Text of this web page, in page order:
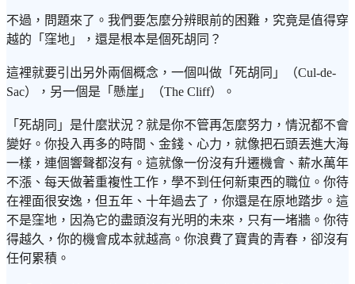
不過，問題來了。我們要怎麼分辨眼前的困難，究竟是值得穿
越的「窪地」，還是根本是個死胡同？
這裡就要引出另外兩個概念，一個叫做「死胡同」（Cul-de-
Sac），另一個是「懸崖」（The Cliff）。
「死胡同」是什麼狀況？就是你不管再怎麼努力，情況都不會
變好。你投入再多的時間、金錢、心力，就像把石頭丟進大海
一樣，連個響聲都沒有。這就像一份沒有升遷機會、薪水萬年
不漲、每天做著重複性工作，學不到任何新東西的職位。你待
在裡面很安逸，但五年、十年過去了，你還是在原地踏步。這
不是窪地，因為它的盡頭沒有光明的未來，只有一堵牆。你待
得越久，你的機會成本就越高。你浪費了寶貴的青春，卻沒有
任何累積。